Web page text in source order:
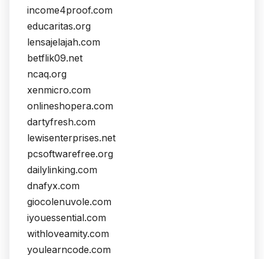
income4proof.com
educaritas.org
lensajelajah.com
betflik09.net
ncaq.org
xenmicro.com
onlineshopera.com
dartyfresh.com
lewisenterprises.net
pcsoftwarefree.org
dailylinking.com
dnafyx.com
giocolenuvole.com
iyouessential.com
withloveamity.com
youlearncode.com